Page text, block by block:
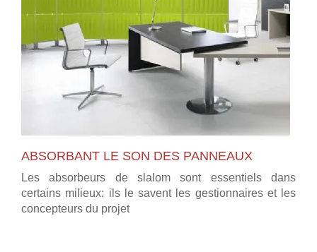
ABSORBANT LE SON DES PANNEAUX
Les absorbeurs de slalom sont essentiels dans
certains milieux: ils le savent les gestionnaires et les
concepteurs du projet